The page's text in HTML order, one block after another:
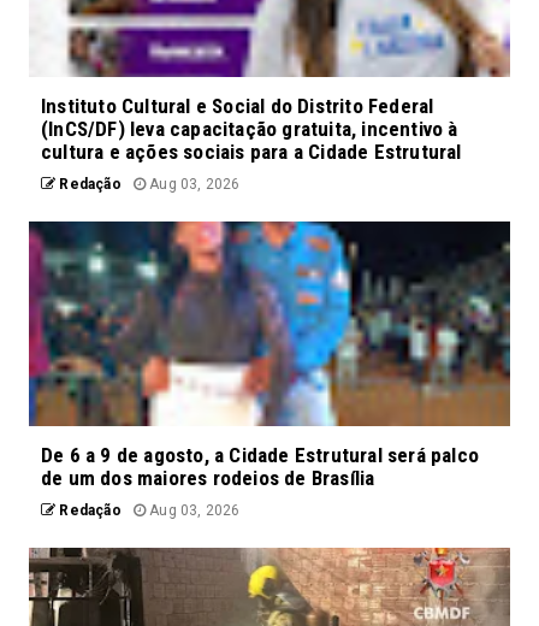
Instituto Cultural e Social do Distrito Federal
(InCS/DF) leva capacitação gratuita, incentivo à
cultura e ações sociais para a Cidade Estrutural
Redação Aug 03, 2026
De 6 a 9 de agosto, a Cidade Estrutural será palco
de um dos maiores rodeios de Brasília
Redação Aug 03, 2026